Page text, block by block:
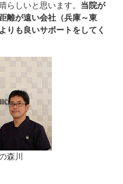
らしいと思います。 当院が
離が遠い会社（兵庫～東
りも良いサポートをしてく
森川